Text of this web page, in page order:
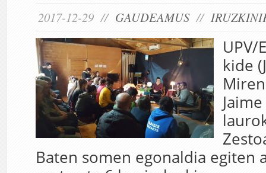
2017-12-29 // GAUDEAMUS//
UPV/
kide
Baten somen egonaldia egiten